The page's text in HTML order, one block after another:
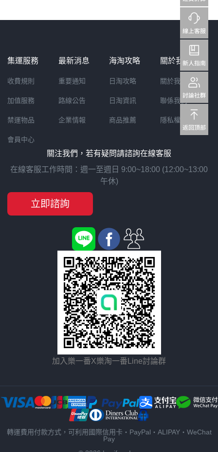
集運服務
收費規則
加值服務
禁運物品
會員中心
最新消息
重要通知
路線公告
企業情報
海淘攻略
日淘攻略
日淘資訊
商品推薦
關於我們
關於我們
聯係我們
隱私權聲明
關注我們，若有疑問請諮詢在線客服
在線客服工作時間：週一至週日 9:00~18:00 (12:00~13:00
午休)
立即諮詢
加入樂一番X樂淘一番Line討論群
轉運費用付款方式，可利用國際信用卡・PayPal・ALIPAY・WeChat
Pay